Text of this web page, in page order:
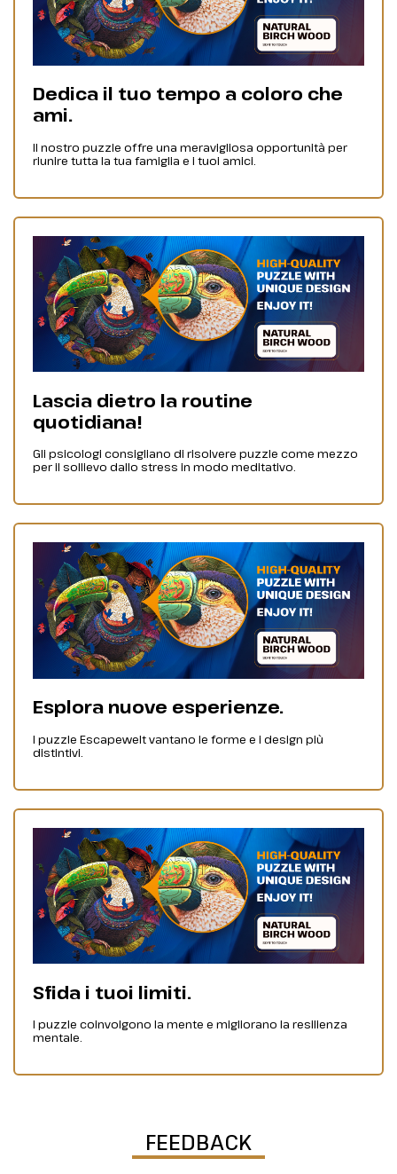
Dedica il tuo tempo a coloro che
ami.
Il nostro puzzle offre una meravigliosa opportunità per
riunire tutta la tua famiglia e i tuoi amici.
Lascia dietro la routine
quotidiana!
Gli psicologi consigliano di risolvere puzzle come mezzo
per il sollievo dallo stress in modo meditativo.
Esplora nuove esperienze.
I puzzle Escapewelt vantano le forme e i design più
distintivi.
Sfida i tuoi limiti.
I puzzle coinvolgono la mente e migliorano la resilienza
mentale.
FEEDBACK